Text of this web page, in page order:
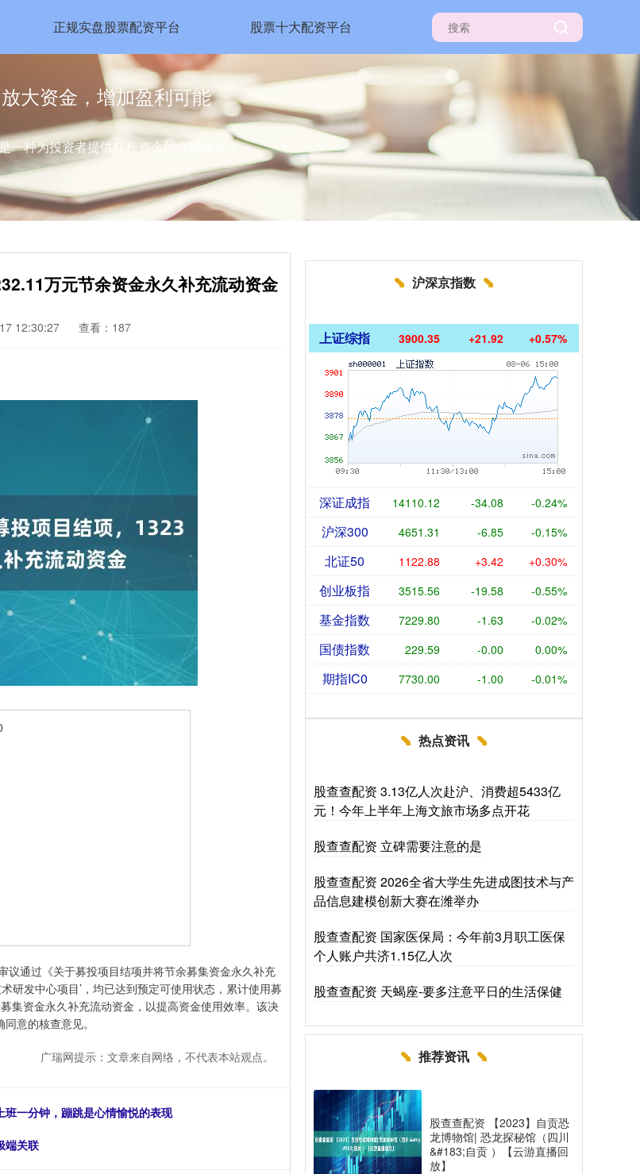
正规实盘股票配资平台 股票十大配资平台
放大资金，增加盈利可能
一种为投资者提供杠杆资金的金融服务！
万元节余资金永久补充流动资金
12:30:27 查看：187
通过《关于募投项目结项并将节余募集资金永久补充
研发中心项目’，均已达到预定可使用状态，累计使用募
集资金永久补充流动资金，以提高资金使用效率。该决
意的核查意见。
广瑞网提示：文章来自网络，不代表本站观点。
一分钟，蹦跳是心情愉悦的表现
端关联
沪深京指数
上证综指 3900.35 +21.92 +0.57%
深证成指 14110.12 -34.08 -0.24%
沪深300 4651.31 -6.85 -0.15%
北证50 1122.88 +3.42 +0.30%
创业板指 3515.56 -19.58 -0.55%
基金指数 7229.80 -1.63 -0.02%
国债指数 229.59 -0.00 0.00%
期指IC0 7730.00 -1.00 -0.01%
热点资讯
股查查配资 3.13亿人次赴沪、消费超5433亿
元！今年上半年上海文旅市场多点开花
股查查配资 立碑需要注意的是
股查查配资 2026全省大学生先进成图技术与产
品信息建模创新大赛在潍举办
股查查配资 国家医保局：今年前3月职工医保
个人账户共济1.15亿人次
股查查配资 天蝎座-要多注意平日的生活保健
推荐资讯
股查查配资 【2023】自贡恐
龙博物馆| 恐龙探秘馆（四川
&#183;自贡 ）【云游直播回
放】